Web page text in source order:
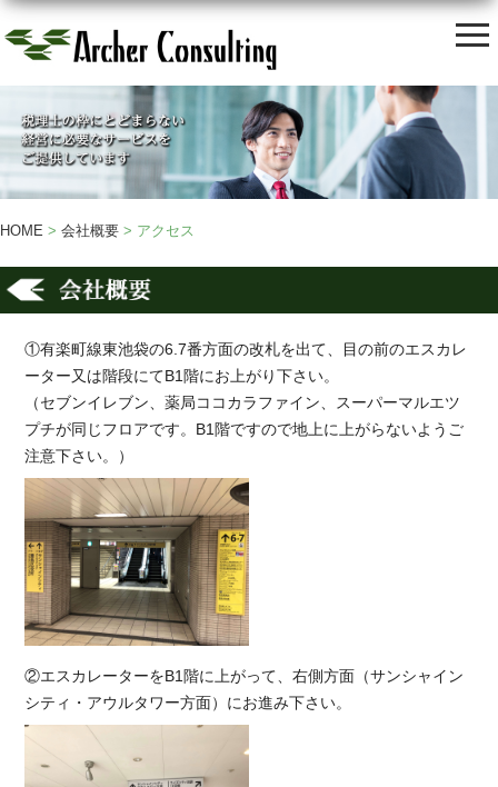
HOME > 会社概要 > アクセス
①有楽町線東池袋の6.7番方面の改札を出て、目の前のエスカレ
ーター又は階段にてB1階にお上がり下さい。
（セブンイレブン、薬局ココカラファイン、スーパーマルエツ
プチが同じフロアです。B1階ですので地上に上がらないようご
注意下さい。）
②エスカレーターをB1階に上がって、右側方面（サンシャイン
シティ・アウルタワー方面）にお進み下さい。